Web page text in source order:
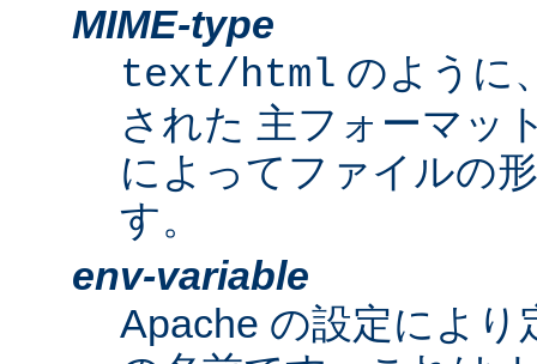
MIME-type
text/html のように
された 主フォーマッ
によってファイルの
す。
env-variable
Apache の設定によ